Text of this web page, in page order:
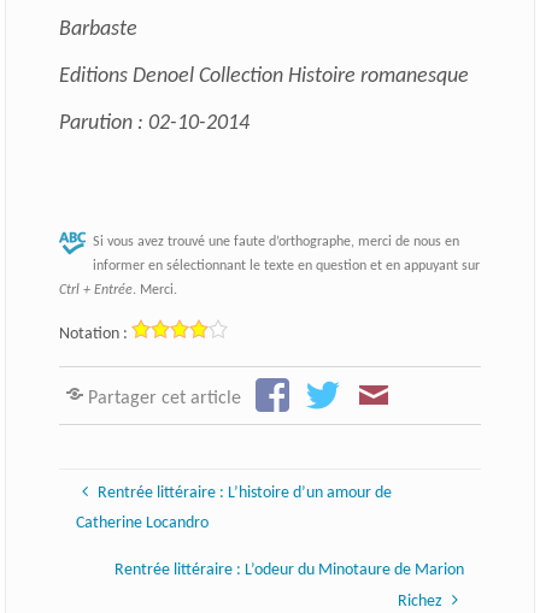
Barbaste
Editions Denoel Collection Histoire romanesque
Parution : 02-10-2014
Si vous avez trouvé une faute d’orthographe, merci de nous en
informer en sélectionnant le texte en question et en appuyant sur
Ctrl + Entrée. Merci.
Notation :
Partager cet article
Rentrée littéraire : L’histoire d’un amour de
Catherine Locandro
Rentrée littéraire : L’odeur du Minotaure de Marion
Richez